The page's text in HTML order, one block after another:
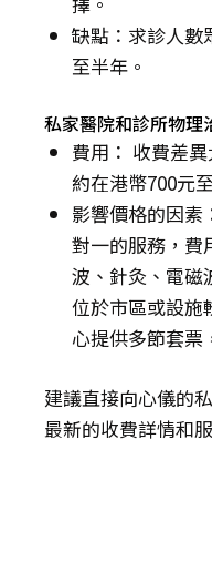
缺點：求診人數
至半年。
私家醫院和診所物理
費用： 收費差
約在港幣700元
影響價格的因素
對一的服務，費
波、針灸、電磁
位於市區或設施
心提供多節套票
建議直接向心儀的
最新的收費詳情和